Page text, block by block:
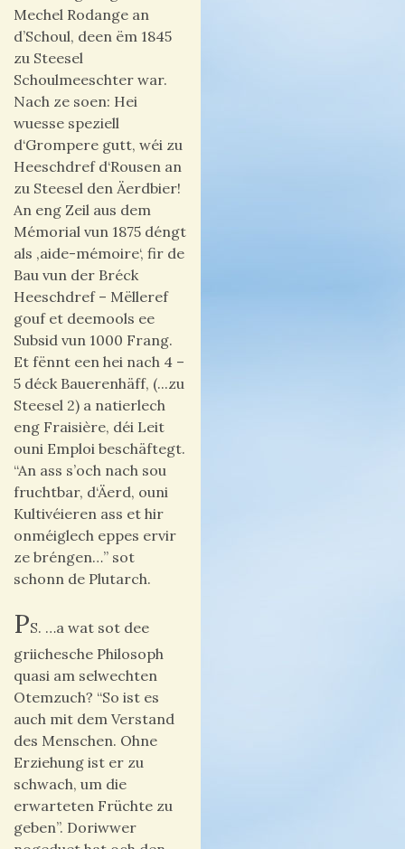
Mechel Rodange an
d’Schoul, deen ëm 1845
zu Steesel
Schoulmeeschter war.
Nach ze soen: Hei
wuesse speziell
d‘Grompere gutt, wéi zu
Heeschdref d‘Rousen an
zu Steesel den Äerdbier!
An eng Zeil aus dem
Mémorial vun 1875 déngt
als ‚aide-mémoire‘, fir de
Bau vun der Bréck
Heeschdref – Mëlleref
gouf et deemools ee
Subsid vun 1000 Frang.
Et fënnt een hei nach 4 –
5 déck Bauerenhäff, (...zu
Steesel 2) a natierlech
eng Fraisière, déi Leit
ouni Emploi beschäftegt.
“An ass s’och nach sou
fruchtbar, d‘Äerd, ouni
Kultivéieren ass et hir
onméiglech eppes ervir
ze bréngen…” sot
schonn de Plutarch.
PS. …a wat sot dee
griichesche Philosoph
quasi am selwechten
Otemzuch? “So ist es
auch mit dem Verstand
des Menschen. Ohne
Erziehung ist er zu
schwach, um die
erwarteten Früchte zu
geben”. Doriwwer